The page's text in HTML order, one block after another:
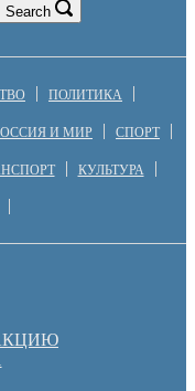
Search
ПОЛИТИКА
И МИР СПОРТ
КУЛЬТУРА